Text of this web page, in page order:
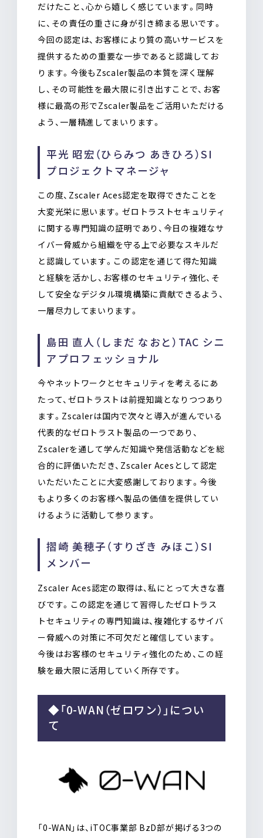
だけたこと、心から嬉しく感じています。同時
に、その責任の重さに身が引き締まる思いです。
今回の認定は、お客様により質の高いサービスを
提供するための重要な一歩であると認識してお
ります。今後もZscaler製品の本質を深く理解
し、その可能性を最大限に引き出すことで、お客
様に最高の形でZscaler製品をご活用いただける
よう、一層精進してまいります。
平光 昭宏（ひらみつ あきひろ）SI
プロジェクトマネージャ
この度、Zscaler Aces認定を取得できたことを
大変光栄に思います。ゼロトラストセキュリティ
に関する専門知識の証明であり、今日の複雑なサ
イバー脅威から組織を守る上で必要なスキルだ
と認識しています。この認定を通じて得た知識
と経験を活かし、お客様のセキュリティ強化、そ
して安全なデジタル環境構築に貢献できるよう、
一層尽力してまいります。
島田 直人（しまだ なおと）TAC シニ
アプロフェッショナル
今やネットワークとセキュリティを考えるにあ
たって、ゼロトラストは前提知識となりつつあり
ます。Zscalerは国内で次々と導入が進んでいる
代表的なゼロトラスト製品の一つであり、
Zscalerを通して学んだ知識や発信活動などを総
合的に評価いただき、Zscaler Acesとして認定
いただいたことに大変感謝しております。今後
もより多くのお客様へ製品の価値を提供してい
けるように活動して参ります。
摺崎 美穂子（すりざき みほこ）SI
メンバー
Zscaler Aces認定の取得は、私にとって大きな喜
びです。この認定を通じて習得したゼロトラス
トセキュリティの専門知識は、複雑化するサイバ
ー脅威への対策に不可欠だと確信しています。
今後はお客様のセキュリティ強化のため、この経
験を最大限に活用していく所存です。
◆「0-WAN（ゼロワン）」につい
て
「0-WAN」は、iTOC事業部 BzD部が掲げる3つの